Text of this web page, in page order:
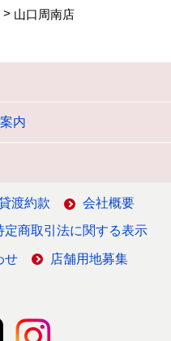
山口周南店
内
渡約款 会社概要
定商取引法に関する表示
せ 店舗用地募集